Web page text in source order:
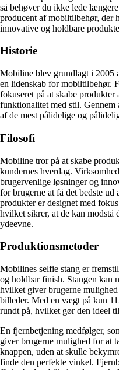
så behøver du ikke lede
producent af mobiltilbehør, der
innovative og holdbare
Historie
Mobiline blev grundlagt i 2005
en lidenskab for mobiltilbehør.
fokuseret på at skabe
funktionalitet med stil. Gennem
af de mest pålidelige og
Filosofi
Mobiline tror på at skabe
kundernes hverdag.
brugervenlige løsninger og
for brugerne at få det bedste
produkter er designet med
hvilket sikrer, at de kan modstå
ydeevne.
Produktionsmetoder
Mobilines selfie stang er
og holdbar finish. Stangen kan
hvilket giver brugerne
billeder. Med en vægt på kun
rundt på, hvilket gør den ideel
En fjernbetjening medfølger,
giver brugerne mulighed for at
knappen, uden at skulle
finde den perfekte vinkel.